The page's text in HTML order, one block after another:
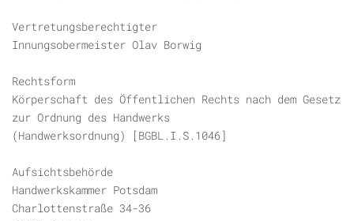
Vertretungsberechtigter
Innungsobermeister Olav Borwig
Rechtsform
Körperschaft des Öffentlichen Rechts nach dem Gesetz
zur Ordnung des Handwerks
(Handwerksordnung) [BGBL.I.S.1046]
Aufsichtsbehörde
Handwerkskammer Potsdam
Charlottenstraße 34-36